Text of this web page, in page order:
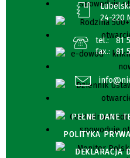
24-220
tel.:
81
fax.:
81
PEŁNE DANE
POLITYKA
DEKLARACJA